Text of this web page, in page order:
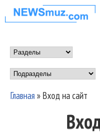
НОВОСТИ
МУЗЫКИ И
ШОУ БИЗНЕСА
NEWSMUZ.COM
Main menu
Вы здесь
Главная» Вход на сайт